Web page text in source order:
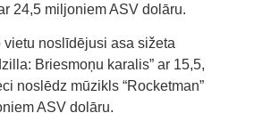
24,5 miljoniem ASV dolāru.
vietu noslīdējusi asa sižeta
Briesmoņu karalis” ar 15,5,
noslēdz mūzikls “Rocketman”
ASV dolāru.